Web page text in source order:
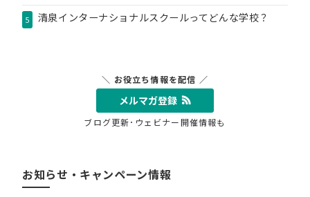
5 清泉インターナショナルスクールってどんな学校？
＼ お役立ち情報を配信 ／
メルマガ登録
ブログ更新･ウェビナー開催情報も
お知らせ・キャンペーン情報